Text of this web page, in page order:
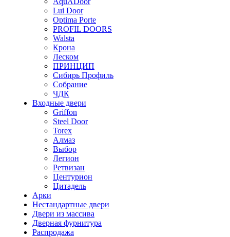
Lui Door
Optima Porte
PROFIL DOORS
Walsta
Крона
Леском
ПРИНЦИП
Сибирь Профиль
Собрание
ЧДК
Входные двери
Griffon
Steel Door
Torex
Алмаз
Выбор
Легион
Ретвизан
Центурион
Цитадель
Арки
Нестандартные двери
Двери из массива
Дверная фурнитура
Распродажа